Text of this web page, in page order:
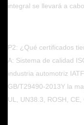
integral se llevará a
P2: ¿Qué certificados
A: Sistema de calidad
industria automotriz
GB/T29490-2013Y la
UL, UN38.3, ROSH, CE,